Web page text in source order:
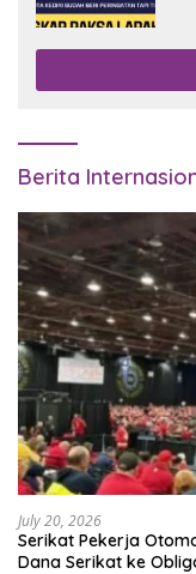
Berita
July 20, 2026
Serikat Pekerja
Dana Serikat ke